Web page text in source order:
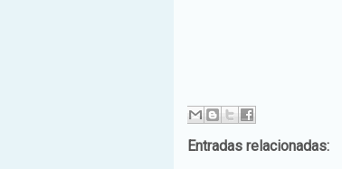
Entradas relacionadas: